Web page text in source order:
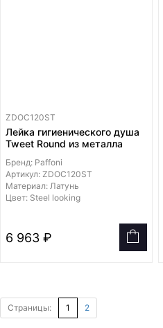
ZDOC120ST
Лейка гигиенического душа
Tweet Round из металла
Бренд: Paffoni
Артикул: ZDOC120ST
Материал: Латунь
Цвет: Steel looking
6 963 ₽
Страницы: 1 2